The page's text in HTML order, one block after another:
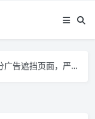
整完成，由此带来的不便，特意致歉！
整完成，由此带来的不便，特意致歉！